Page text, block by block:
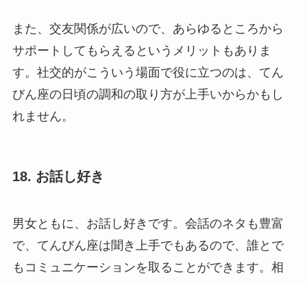
また、交友関係が広いので、あらゆるところから
サポートしてもらえるというメリットもありま
す。社交的がこういう場面で役に立つのは、てん
びん座の日頃の調和の取り方が上手いからかもし
れません。
18. お話し好き
男女ともに、お話し好きです。会話のネタも豊富
で、てんびん座は聞き上手でもあるので、誰とで
もコミュニケーションを取ることができます。相